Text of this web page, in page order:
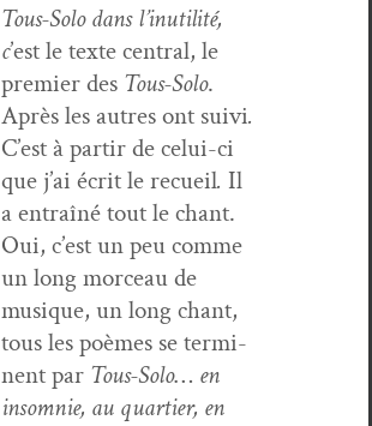
Tous-Solo dans l’inutilité,
c’est le texte cen­tral, le
pre­mier des Tous-Solo.
Après les autres ont suivi.
C’est à par­tir de celui-ci
que j’ai écrit le recueil.Il
a entraîné tout le chant.
Oui, c’est un peu comme
un long morceau de
musique, un long chant,
tous les poèmes se ter­mi­
nent par Tous-Solo… en
insom­nie, au quarti­er, en